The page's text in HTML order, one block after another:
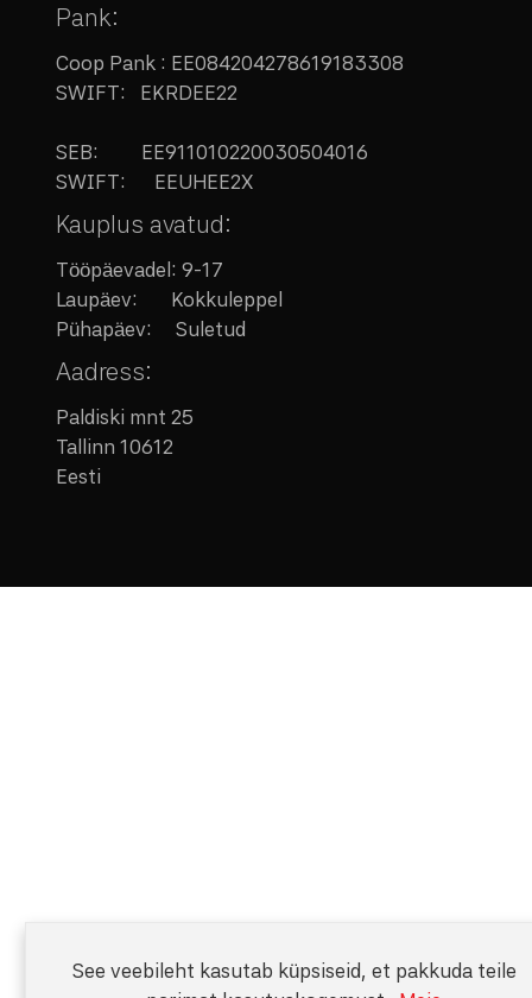
Pank:
Coop Pank : EE084204278619183308
SWIFT: EKRDEE22
SEB: EE911010220030504016
SWIFT: EEUHEE2X
Kauplus avatud:
Tööpäevadel: 9-17
Laupäev: Kokkuleppel
Pühapäev: Suletud
Aadress:
Paldiski mnt 25
Tallinn 10612
Eesti
See veebileht kasutab küpsiseid, et pakkuda teile